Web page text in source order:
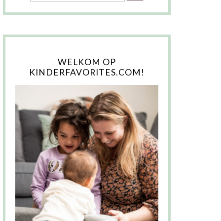
WELKOM OP
KINDERFAVORITES.COM!